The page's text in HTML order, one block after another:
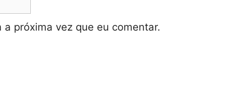
próxima vez que eu comentar.